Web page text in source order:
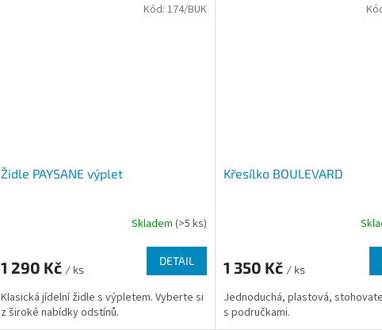
Židle PAYSANE výplet
Skladem (>5 ks)
1 290 Kč / ks
DETAIL
Klasická jídelní židle s výpletem. Vyberte si
z široké nabídky odstínů.
Kód: 174/BUK
Křesílko BOULEVARD
1 350 Kč / ks
Jednoduchá, plastová,
s područkami.